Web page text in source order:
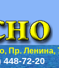
Пр. Ленина,
448-72-20